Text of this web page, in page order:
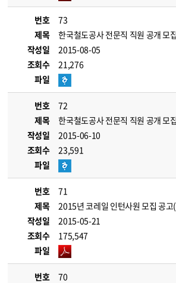
번호
73
제목
한국철도공사 전문직 직원 공개 모
작성일
2015-08-05
조회수
21,276
파일
번호
72
제목
한국철도공사 전문직 직원 공개 모
작성일
2015-06-10
조회수
23,591
파일
번호
71
제목
2015년 코레일 인턴사원 모집 공
작성일
2015-05-21
조회수
175,547
파일
번호
70